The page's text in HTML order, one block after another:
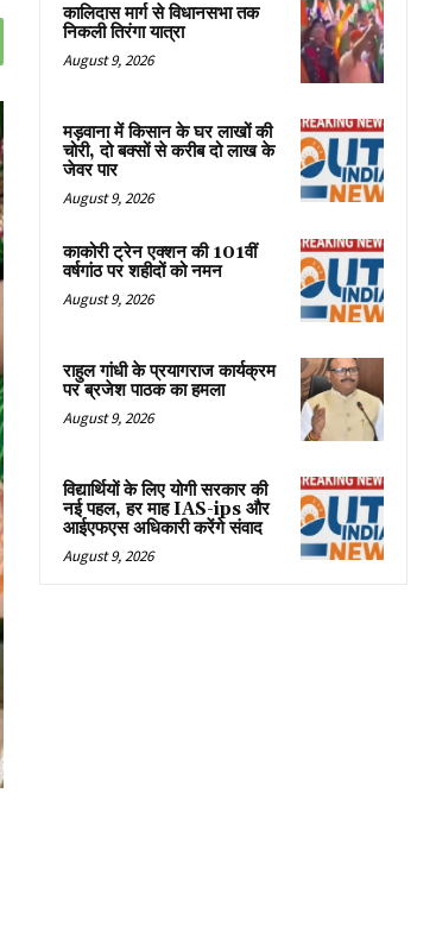
कालिदास मार्ग से विधानसभा तक
निकली तिरंगा यात्रा
August 9, 2026
मड़वाना में किसान के घर लाखों की
चोरी, दो बक्सों से करीब दो लाख के
जेवर पार
August 9, 2026
काकोरी ट्रेन एक्शन की 101वीं
वर्षगांठ पर शहीदों को नमन
August 9, 2026
राहुल गांधी के प्रयागराज कार्यक्रम
पर ब्रजेश पाठक का हमला
August 9, 2026
विद्यार्थियों के लिए योगी सरकार की
नई पहल, हर माह IAS-ips और
आईएफएस अधिकारी करेंगे संवाद
August 9, 2026